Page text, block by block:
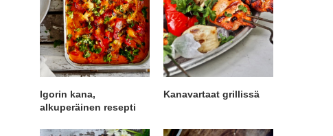
Igorin kana,
alkuperäinen resepti
Kanavartaat grillissä